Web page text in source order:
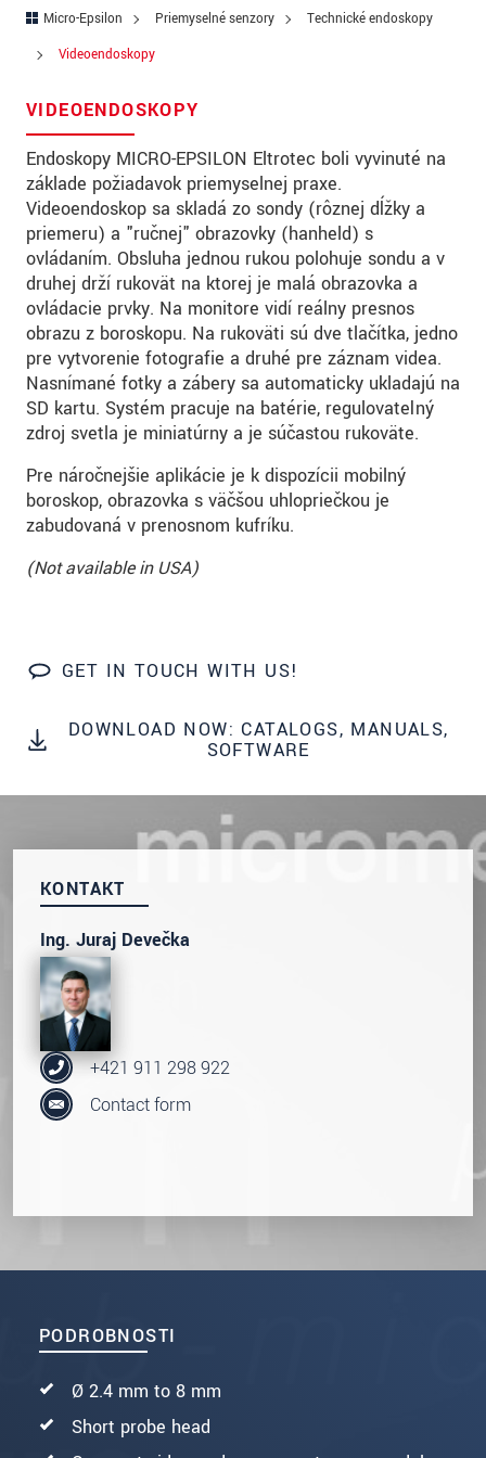
Micro-Epsilon Priemyselné senzory
Technické endoskopy
Videoendoskopy
VIDEOENDOSKOPY
Endoskopy MICRO-EPSILON Eltrotec boli vyvinuté na
základe požiadavok priemyselnej praxe.
Videoendoskop sa skladá zo sondy (rôznej dĺžky a
priemeru) a "ručnej" obrazovky (hanheld) s
ovládaním. Obsluha jednou rukou polohuje sondu a v
druhej drží rukoväť na ktorej je malá obrazovka a
ovládacie prvky. Na monitore vidí reálny presnos
obrazu z boroskopu. Na rukoväti sú dve tlačítka, jedno
pre vytvorenie fotografie a druhé pre záznam videa.
Nasnímané fotky a zábery sa automaticky ukladajú na
SD kartu. Systém pracuje na batérie, regulovateľný
zdroj svetla je miniatúrny a je súčasťou rukoväte.
Pre náročnejšie aplikácie je k dispozícii mobilný
boroskop, obrazovka s väčšou uhlopriečkou je
zabudovaná v prenosnom kufríku.
(Not available in USA)
GET IN TOUCH WITH US!
DOWNLOAD NOW: CATALOGS, MANUALS,
SOFTWARE
PODROBNOSTI
Ø 2.4 mm to 8 mm
Short probe head
KONTAKT
Ing. Juraj Devečka
+421 911 298 922
Contact form
PSČ
Mesto*
Krajina *
Telefon
E-Mail*
Vaša správa*
Please keep me informed about product
innovations by e-mail.
* Povinné informace
S vašimi údaji zacházíme důvěrně. Přečtěte si
prosím našeprohlášení o ochraně osobních údajů
ODOSLAŤ SPRÁVU